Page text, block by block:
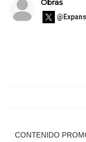
Obras